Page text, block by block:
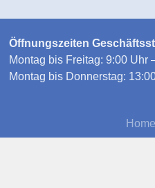
Öffnungszeiten
Montag bis Freitag: 9:00 Uhr
Montag bis Donnerstag:
Home